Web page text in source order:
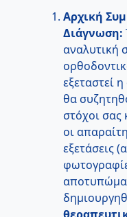
Αρχική
Διάγνωση:
αναλυτική
εξεταστεί
θα
στόχοι σας
οι
εξετάσεις